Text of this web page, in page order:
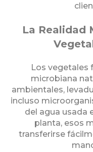
La Realidad
Los vegetales
microbiana
ambientales,
incluso
del agua usada
planta, esos
transferirse